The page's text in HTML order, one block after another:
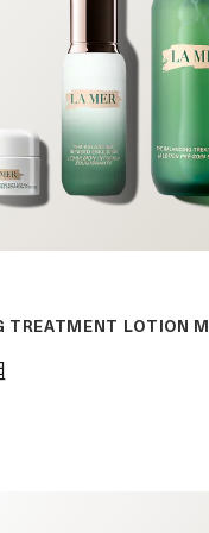
TREATMENT LOTION